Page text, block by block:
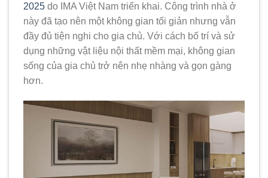
2025 do IMA Việt Nam triển khai. Công trình nhà ở
này đã tạo nên một không gian tối giản nhưng vẫn
đầy đủ tiện nghi cho gia chủ. Với cách bố trí và sử
dụng những vật liệu nội thất mềm mại, không gian
sống của gia chủ trở nên nhẹ nhàng và gọn gàng
hơn.